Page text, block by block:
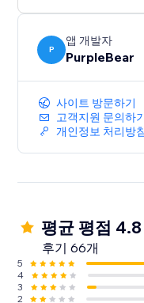
P
앱 개발자
PurpleBear
사이트 방문하기
고객지원 문의하
개인정보 처리방
평균 평점 4.8
후기 66개
5
4
3
2